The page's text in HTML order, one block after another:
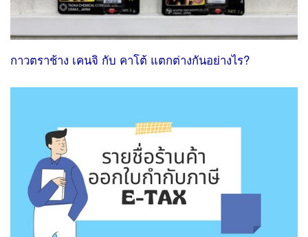
กาวตราช้าง เคนจิ กับ คาโต้ แตกต่างกันอย่างไร?